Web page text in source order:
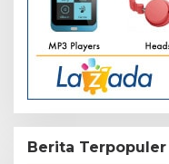
Berita Terpopuler